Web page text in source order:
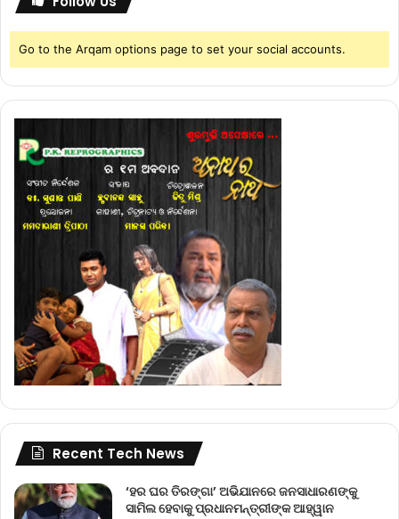
Go to the Arqam options page to set your social accounts.
Recent Tech News
‘ହର ଘର ତିରଙ୍ଗା’ ଅଭିଯାନରେ ଜନସାଧାରଣଙ୍କୁ
ସାମିଲ ହେବାକୁ ପ୍ରଧାନମନ୍ତ୍ରୀଙ୍କ ଆହ୍ୱାନ